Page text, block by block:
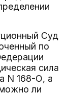
Суд
по
сила
N 168-О, а
ли